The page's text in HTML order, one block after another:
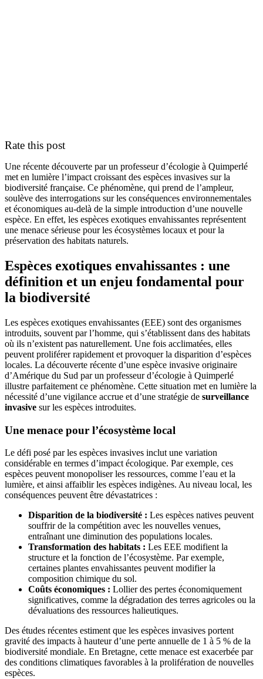
Rate this post
Une récente découverte par un professeur d’écologie à Quimperlé
met en lumière l’impact croissant des espèces invasives sur la
biodiversité française. Ce phénomène, qui prend de l’ampleur,
soulève des interrogations sur les conséquences environnementales
et économiques au-delà de la simple introduction d’une nouvelle
espèce. En effet, les espèces exotiques envahissantes représentent
une menace sérieuse pour les écosystèmes locaux et pour la
préservation des habitats naturels.
Espèces exotiques envahissantes : une
définition et un enjeu fondamental pour
la biodiversité
Les espèces exotiques envahissantes (EEE) sont des organismes
introduits, souvent par l’homme, qui s’établissent dans des habitats
où ils n’existent pas naturellement. Une fois acclimatées, elles
peuvent proliférer rapidement et provoquer la disparition d’espèces
locales. La découverte récente d’une espèce invasive originaire
d’Amérique du Sud par un professeur d’écologie à Quimperlé
illustre parfaitement ce phénomène. Cette situation met en lumière la
nécessité d’une vigilance accrue et d’une stratégie de surveillance
invasive sur les espèces introduites.
Une menace pour l’écosystème local
Le défi posé par les espèces invasives inclut une variation
considérable en termes d’impact écologique. Par exemple, ces
espèces peuvent monopoliser les ressources, comme l’eau et la
lumière, et ainsi affaiblir les espèces indigènes. Au niveau local, les
conséquences peuvent être dévastatrices :
Disparition de la biodiversité : Les espèces natives peuvent
souffrir de la compétition avec les nouvelles venues,
entraînant une diminution des populations locales.
Transformation des habitats : Les EEE modifient la
structure et la fonction de l’écosystème. Par exemple,
certaines plantes envahissantes peuvent modifier la
composition chimique du sol.
Coûts économiques : Lollier des pertes économiquement
significatives, comme la dégradation des terres agricoles ou la
dévaluations des ressources halieutiques.
Des études récentes estiment que les espèces invasives portent
gravité des impacts à hauteur d’une perte annuelle de 1 à 5 % de la
biodiversité mondiale. En Bretagne, cette menace est exacerbée par
des conditions climatiques favorables à la prolifération de nouvelles
espèces.